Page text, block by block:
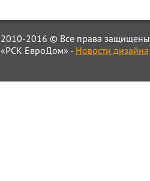
2010-2016 © Все права защищены
«РСК ЕвроДом» -Новости дизайна